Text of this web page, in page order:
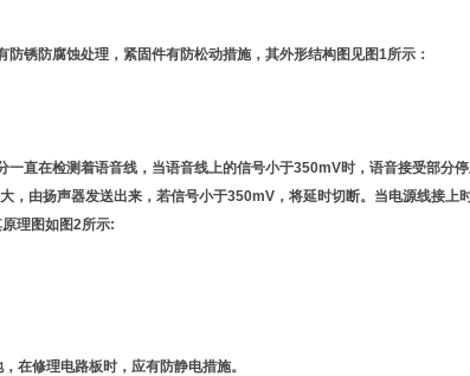
锈防腐蚀处理，紧固件有防松动措施，其外形结构图见图1所示：
直在检测着语音线，当语音线上的信号小于350mV时，语音接受部分
，由扬声器发送出来，若信号小于350mV，将延时切断。当电源线接上
理图如图2所示:
在修理电路板时，应有防静电措施。